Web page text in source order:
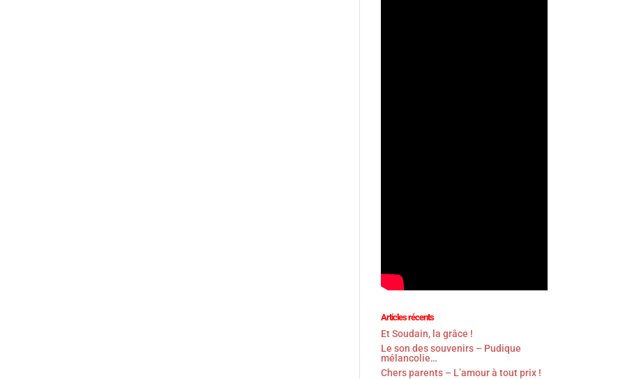
Articles récents
Et Soudain, la grâce !
Le son des souvenirs – Pudique
mélancolie…
Chers parents – L’amour à tout prix !